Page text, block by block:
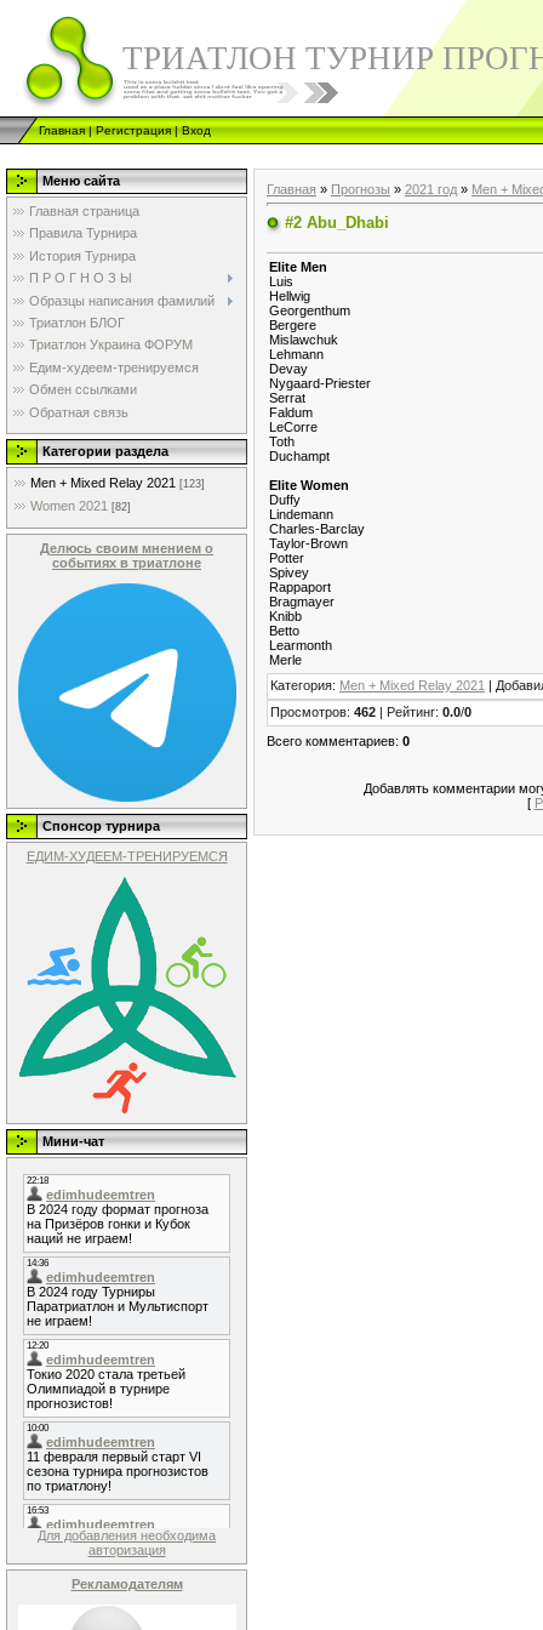
ТРИАТЛОН ТУРНИР
Главная|Регистрация|Вход
Меню сайта
Главная страница
Правила Турнира
История Турнира
П Р О Г Н О З Ы
Образцы написания фамилий
Триатлон БЛОГ
Триатлон Украина ФОРУМ
Едим-худеем-тренируемся
Обмен ссылками
Обратная связь
Категории раздела
Men + Mixed Relay 2021 [123]
Women 2021 [82]
Делюсь своим мнением о
событиях в триатлоне
Спонсор турнира
ЕДИМ-ХУДЕЕМ-ТРЕНИРУЕМСЯ
Мини-чат
Для добавления необходима
авторизация
Рекламодателям
Главная » Прогнозы » 2021 год » Men +
#2 Abu_Dhabi
Elite Men
Luis
Hellwig
Georgenthum
Bergere
Mislawchuk
Lehmann
Devay
Nygaard-Priester
Serrat
Faldum
LeCorre
Toth
Duchampt
Elite Women
Duffy
Lindemann
Charles-Barclay
Taylor-Brown
Potter
Spivey
Rappaport
Bragmayer
Knibb
Betto
Learmonth
Merle
Категория: Men + Mixed Relay 2021 |
Просмотров: 462 | Рейтинг: 0.0/0
Всего комментариев: 0
Добавлять комментарии
[